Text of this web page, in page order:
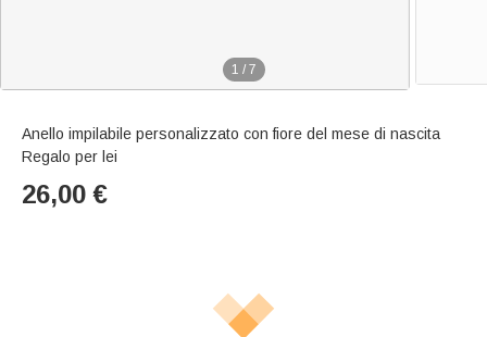
1 / 7
Anello impilabile personalizzato con fiore del mese di nascita
Regalo per lei
26,00 €